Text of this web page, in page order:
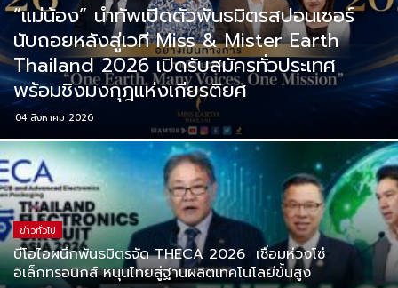
“แม่น้อง” นำทัพเปิดตัวพันธมิตรสปอนเซอร์
นับถอยหลังสู่เวที Miss & Mister Earth
Thailand 2026 เปิดรับสมัครทั่วประเทศ
พร้อมชิงมงกุฎแห่งเกียรติยศ
04 สิงหาคม 2026
ข่าวทั่วไป
บีโอไอผนึกพันธมิตรจัด THECA 2026 เชื่อมห่วงโซ่
อิเล็กทรอนิกส์ หนุนไทยสู่ฐานผลิตเทคโนโลยีขั้นสูง